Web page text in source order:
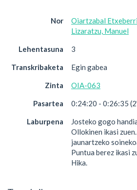
Nor Oiartzabal
Lizaratzu, Manuel
Lehentasuna 3
Transkribaketa Egin gabea
Zinta OIA-063
Pasartea 0:24:20 - 0:26:35
Laburpena
Josteko gogo
Ollokinen ikasi
jaunartzeko
Puntua berez ikasi
Hika.